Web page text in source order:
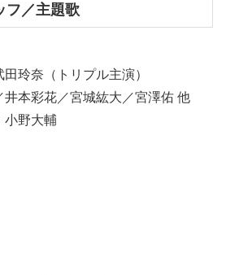
フ／主題歌
玲奈（トリプル主演）
本彩花／宮城紘大／宮澤佑 他
小野大輔